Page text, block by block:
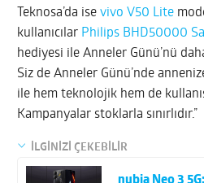
Teknosa’da isevivo V50 Lite
kullanıcılar Philips BHD50000
hediyesi ile Anneler Günü’nü
Siz de Anneler Günü’nde
ile hem teknolojik hem de
Kampanyalar stoklarla sınırlıdır.”
İLGİNİZİ ÇEKEBİLİR